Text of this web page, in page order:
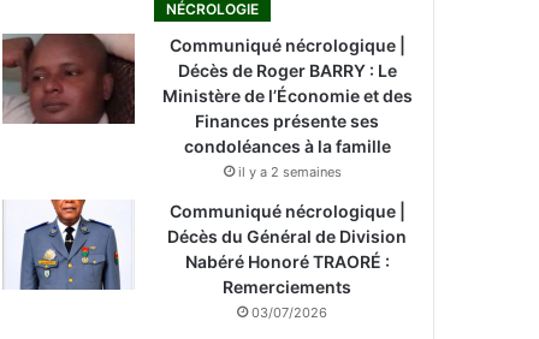
NÉCROLOGIE
Communiqué nécrologique |
Décès de Roger BARRY : Le
Ministère de l’Économie et des
Finances présente ses
condoléances à la famille
il y a 2 semaines
Communiqué nécrologique |
Décès du Général de Division
Nabéré Honoré TRAORÉ :
Remerciements
03/07/2026